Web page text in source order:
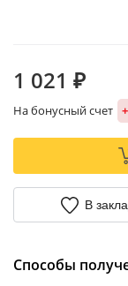
1 021 ₽
На бонусный счет
В
Способы